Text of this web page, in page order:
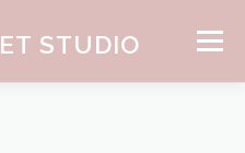
STUDIO メニュー